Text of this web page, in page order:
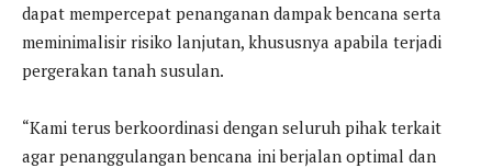
dapat mempercepat penanganan dampak bencana serta
meminimalisir risiko lanjutan, khususnya apabila terjadi
pergerakan tanah susulan.
“Kami terus berkoordinasi dengan seluruh pihak terkait
agar penanggulangan bencana ini berjalan optimal dan